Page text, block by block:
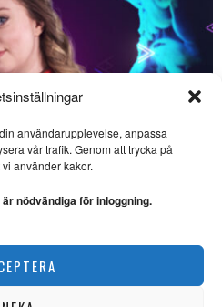
användarupplevelse, anpassa
vår trafik. Genom att trycka på
använder kakor.
nödvändiga för inloggning.
samisk kultur
rysk